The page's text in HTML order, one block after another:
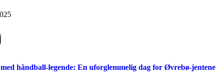
håndball-legende: En uforglemmelig dag for Øvrebø-jentene